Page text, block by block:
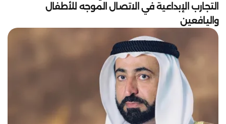
التجارب الإبداعية في الاتصال الموجه للأطفال
واليافعين